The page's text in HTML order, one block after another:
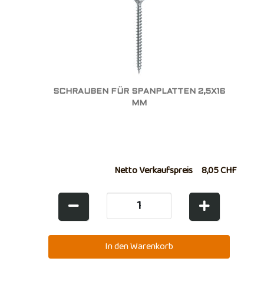
SCHRAUBEN FÜR SPANPLATTEN 2,5X16
MM
Netto Verkaufspreis 8,05 CHF